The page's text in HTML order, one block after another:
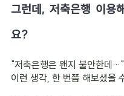
그런데, 저축은행 이용
요?
"저축은행은 왠지 불안한데…"
이런 생각, 한 번쯤 해보셨을